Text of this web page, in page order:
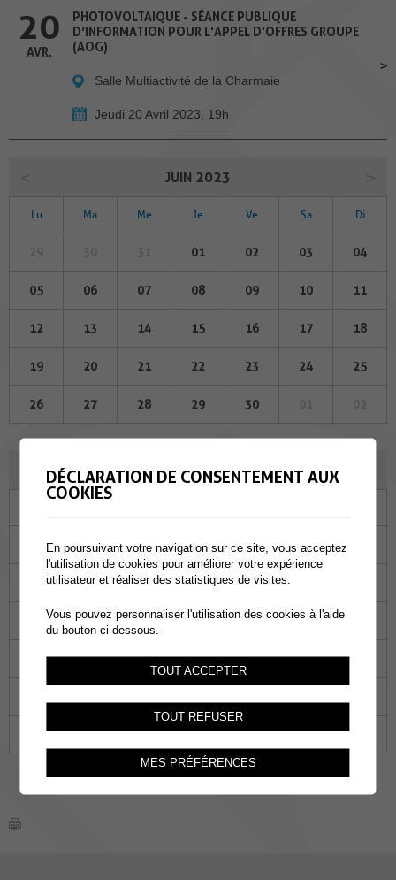
20
AVR.
PHOTOVOLTAIQUE - SÉANCE PUBLIQUE
D’INFORMATION POUR L'APPEL D'OFFRES GROUPE
(AOG)
Salle Multiactivité de la Charmaie
Jeudi 20 Avril 2023, 19h
JUIN 2023
Lu Ma Me Je Ve Sa Di
01 02 03 04
05 06 07 08 09 10 11
12 13 14 15 16 17 18
19 20 21 22 23 24 25
26 27 28 29 30
JUILLET 2023
27 28 29 30 01
04 05 06 07
11 12 13 14 15
18 19 20 21 22
01 02 03 04 05
DÉCLARATION DE CONSENTEMENT AUX
COOKIES
En poursuivant votre navigation sur ce site, vous acceptez
l'utilisation de cookies pour améliorer votre expérience
utilisateur et réaliser des statistiques de visites.
Vous pouvez personnaliser l'utilisation des cookies à l'aide
du bouton ci-dessous.
TOUT ACCEPTER
TOUT REFUSER
MES PRÉFÉRENCES